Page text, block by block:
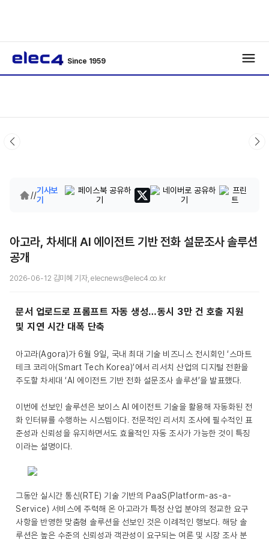
Since 1959
//기사보
기
아고라, 차세대 AI 에이전트 기반 전화 설문조사 솔루션
공개
2026-06-12 김미혜 기자, elecnews@elec4.co.kr
문서 업로드로 프롬프트 자동 생성…동시 3만 건 호출 지원
및 지연 시간 대폭 단축
아고라(Agora)가 6월 9일, 국내 최대 기술 비즈니스 전시회인 ‘스마트
테크 코리아(Smart Tech Korea)’에서 리서치 산업의 디지털 전환을
주도할 차세대 ‘AI 에이전트 기반 전화 설문조사 솔루션’을 발표했다.
이번에 선보인 솔루션은 보이스 AI 에이전트 기술을 활용해 자동화된 전
화 인터뷰를 수행하는 시스템이다. 전문적인 리서치 조사에 필수적인 표
준성과 신뢰성을 유지하면서도 효율적인 자동 조사가 가능한 것이 특징
이라는 설명이다.
그동안 실시간 통신(RTE) 기술 기반의 PaaS(Platform-as-a-
Service) 서비스에 주력해 온 아고라가 특정 산업 분야의 정교한 요구
사항을 반영한 맞춤형 솔루션을 선보인 것은 이례적인 행보다. 해당 솔
루션은 높은 수준의 신뢰성과 객관성이 요구되는 여론 및 시장 조사 분